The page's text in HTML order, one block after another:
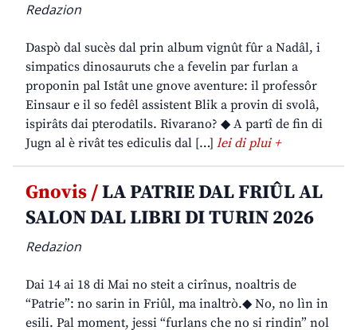
Redazion
Daspò dal sucès dal prin album vignût fûr a Nadâl, i
simpatics dinosauruts che a fevelin par furlan a
proponin pal Istât une gnove aventure: il professôr
Einsaur e il so fedêl assistent Blik a provin di svolâ,
ispirâts dai pterodatils. Rivarano? ◆ A partî de fin di
Jugn al è rivât tes ediculis dal […] lei di plui +
Gnovis /LA PATRIE DAL FRIÛL AL
SALON DAL LIBRI DI TURIN 2026
Redazion
Dai 14 ai 18 di Mai no steit a cirînus, noaltris de
“Patrie”: no sarin in Friûl, ma inaltrò.◆ No, no lìn in
esili. Pal moment, jessi “furlans che no si rindin” nol